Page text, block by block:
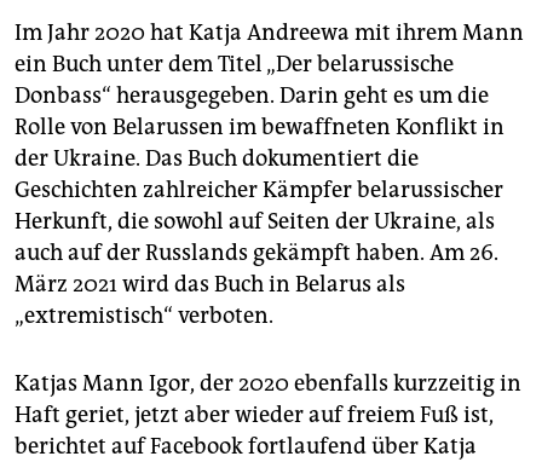
Im Jahr 2020 hat Katja Andreewa mit ihrem Mann
ein Buch unter dem Titel „Der belarussische
Donbass“ herausgegeben. Darin geht es um die
Rolle von Belarussen im bewaffneten Konflikt in
der Ukraine. Das Buch dokumentiert die
Geschichten zahlreicher Kämpfer belarussischer
Herkunft, die sowohl auf Seiten der Ukraine, als
auch auf der Russlands gekämpft haben. Am 26.
März 2021 wird das Buch in Belarus als
„extremistisch“ verboten.
Katjas Mann Igor, der 2020 ebenfalls kurzzeitig in
Haft geriet, jetzt aber wieder auf freiem Fuß ist,
berichtet auf Facebook fortlaufend über Katja